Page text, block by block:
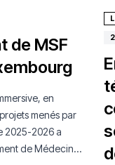
de MSF
en
menés par
2025-2026 a
de Médecins